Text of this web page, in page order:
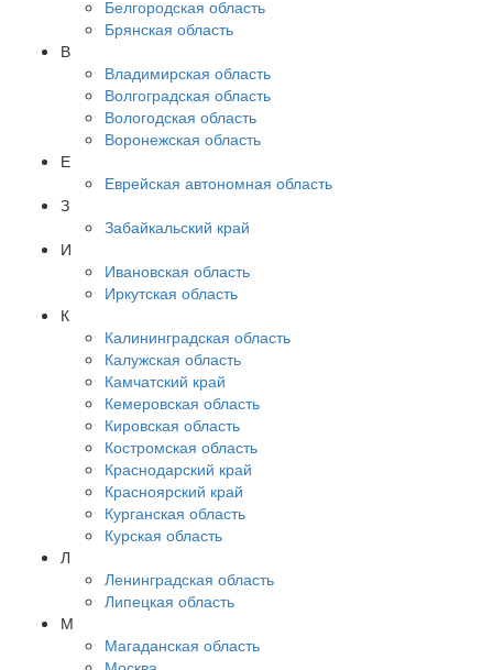
Белгородская область
Брянская область
В
Владимирская область
Волгоградская область
Вологодская область
Воронежская область
Е
Еврейская автономная область
З
Забайкальский край
И
Ивановская область
Иркутская область
К
Калининградская область
Калужская область
Камчатский край
Кемеровская область
Кировская область
Костромская область
Краснодарский край
Красноярский край
Курганская область
Курская область
Л
Ленинградская область
Липецкая область
М
Магаданская область